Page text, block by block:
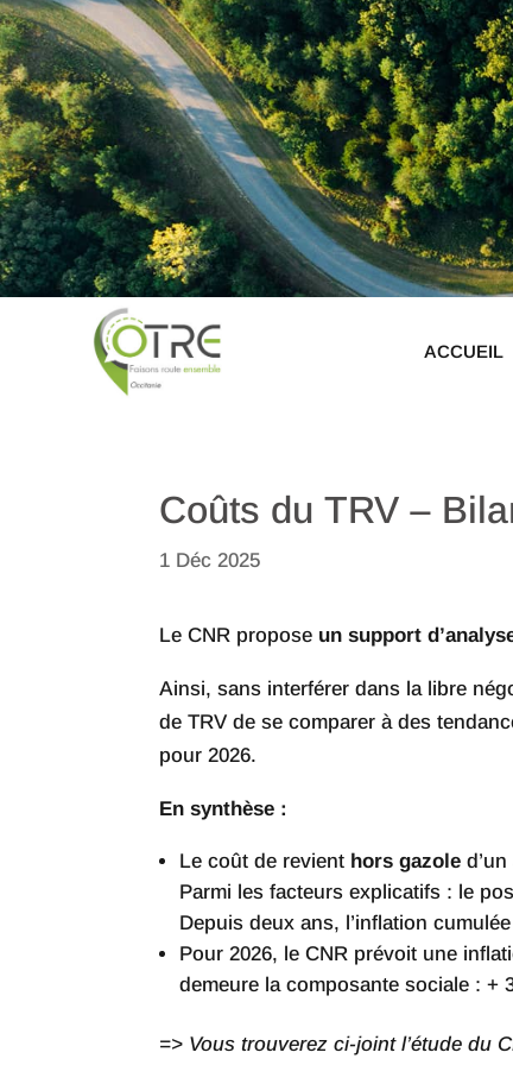
ACCUEIL
Coûts du TRV –
1 Déc 2025
Le CNR propose un support
Ainsi, sans interférer dans la libre
de TRV de se comparer à des
pour 2026.
En synthèse :
Le coût de revient hors gazole
Parmi les facteurs explicatifs : le
Depuis deux ans, l’inflation
Pour 2026, le CNR prévoit une
demeure la composante sociale : +
=> Vous trouverez ci-joint l’étude du